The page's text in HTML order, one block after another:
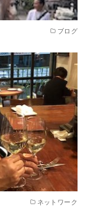
ブログ
ネットワーク